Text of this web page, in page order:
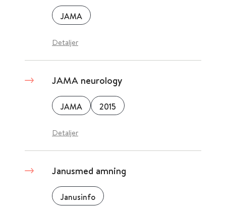
JAMA
Detaljer
JAMA neurology
JAMA 2015
Detaljer
Janusmed amning
Janusinfo